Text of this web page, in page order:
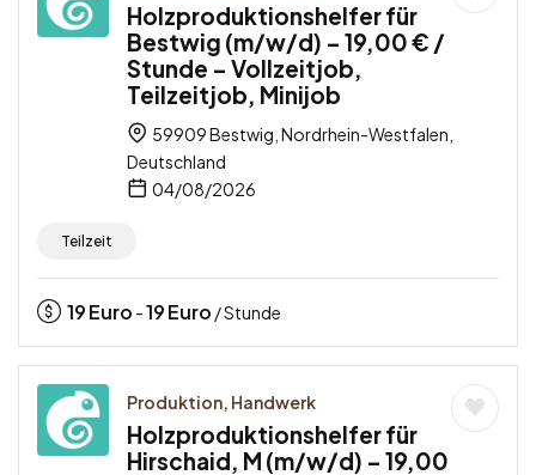
Holzproduktionshelfer für
Bestwig (m/w/d) – 19,00 € /
Stunde – Vollzeitjob,
Teilzeitjob, Minijob
59909 Bestwig, Nordrhein-Westfalen,
Deutschland
04/08/2026
Teilzeit
19Euro -19Euro / Stunde
Produktion, Handwerk
Holzproduktionshelfer für
Hirschaid, M (m/w/d) – 19,00